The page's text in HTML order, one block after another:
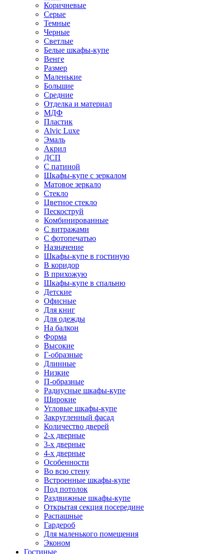
Коричневые
Серые
Темные
Черные
Светлые
Белые шкафы-купе
Венге
Размер
Маленькие
Большие
Средние
Отделка и материал
МДФ
Пластик
Alvic Luxe
Эмаль
Акрил
ДСП
С патиной
Шкафы-купе с зеркалом
Матовое зеркало
Стекло
Цветное стекло
Пескоструй
Комбинированные
С витражами
С фотопечатью
Назначение
Шкафы-купе в гостиную
В коридор
В прихожую
Шкафы-купе в спальню
Детские
Офисные
Для книг
Для одежды
На балкон
Форма
Высокие
Г-образные
Длинные
Низкие
П-образные
Радиусные шкафы-купе
Широкие
Угловые шкафы-купе
Закругленный фасад
Количество дверей
2-х дверные
3-х дверные
4-х дверные
Особенности
Во всю стену
Встроенные шкафы-купе
Под потолок
Раздвижные шкафы-купе
Открытая секция посередине
Распашные
Гардероб
Для маленького помещения
Эконом
Гостиные